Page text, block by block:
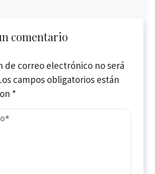
comentario
de correo electrónico no será
campos obligatorios están
*